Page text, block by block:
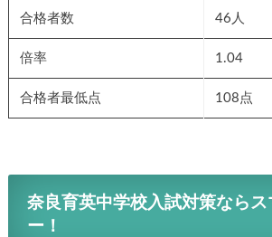
合格者数 46人
倍率 1.04
合格者最低点 108点
奈良育英中学校入試対策なら
ー！